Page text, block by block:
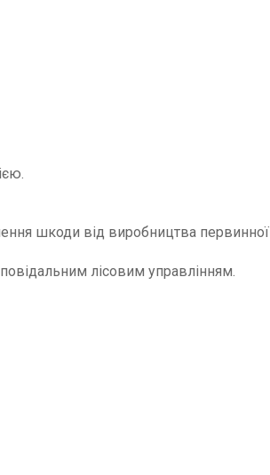
шкоди від виробництва первинної
лісовим управлінням.